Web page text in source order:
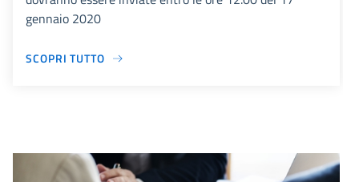
gennaio 2020
SCOPRI TUTTO